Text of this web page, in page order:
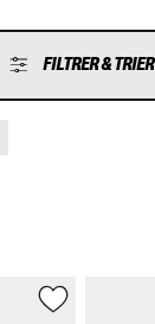
FILTRER & TRIER